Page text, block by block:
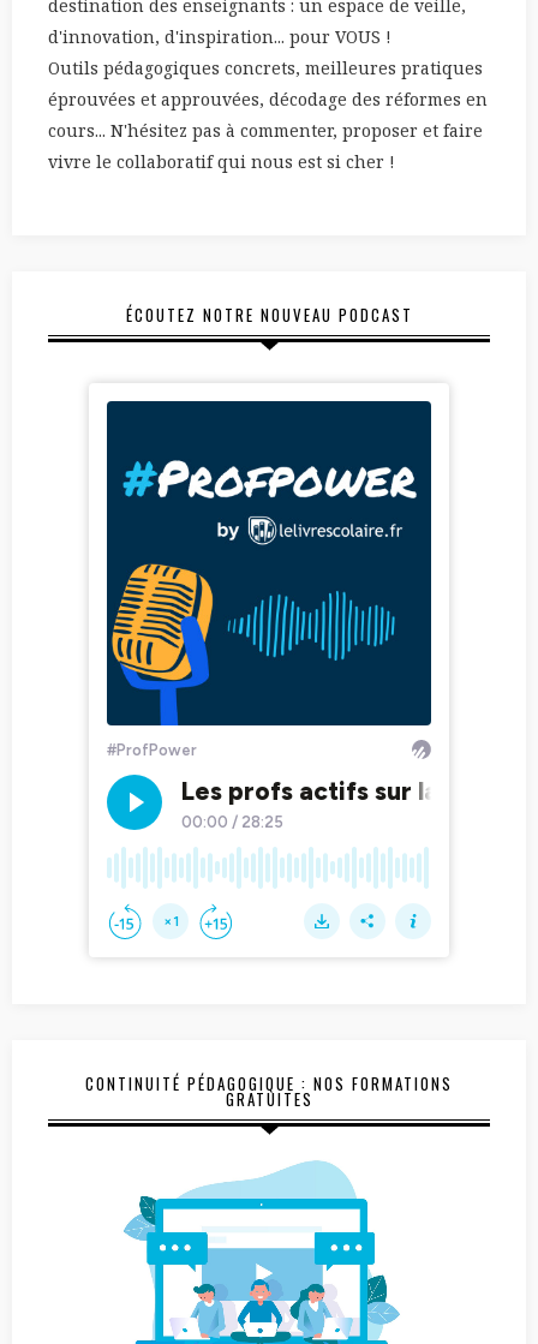
destination des enseignants : un espace de veille,
d'innovation, d'inspiration... pour VOUS !
Outils pédagogiques concrets, meilleures pratiques
éprouvées et approuvées, décodage des réformes en
cours... N'hésitez pas à commenter, proposer et faire
vivre le collaboratif qui nous est si cher !
ÉCOUTEZ NOTRE NOUVEAU PODCAST
CONTINUITÉ PÉDAGOGIQUE : NOS FORMATIONS
GRATUITES